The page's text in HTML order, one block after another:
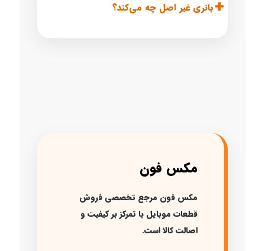
باتری غیر اصل چه می‌کند؟
مکس فون
مکس فون مرجع تخصصی فروش
قطعات موبایل با تمرکز بر کیفیت و
اصالت کالا است.